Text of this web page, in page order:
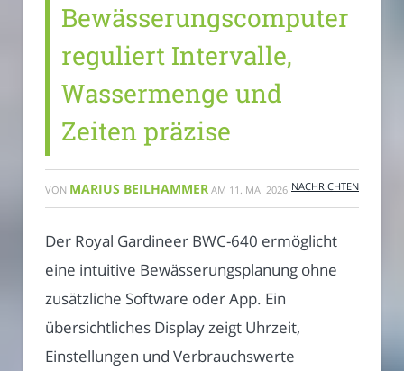
Bewässerungscomputer
reguliert Intervalle,
Wassermenge und
Zeiten präzise
VON MARIUS BEILHAMMER AM 11. MAI 2026 NACHRICHTEN
Der Royal Gardineer BWC-640 ermöglicht
eine intuitive Bewässerungsplanung ohne
zusätzliche Software oder App. Ein
übersichtliches Display zeigt Uhrzeit,
Einstellungen und Verbrauchswerte